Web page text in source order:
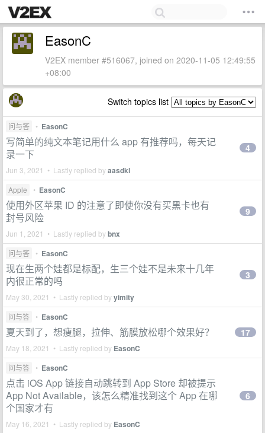
EasonC
V2EX member #516067, joined on 2020-11-05 12:49:55
+08:00
Switch topics list
问与答 • EasonC
写简单的纯文本笔记用什么 app 有推荐吗，每天记
录一下
Jun 3, 2021 • Lastly replied byaasdkl
4
Apple • EasonC
使用外区苹果 ID 的注意了即使你没有买黑卡也有
封号风险
Jun 1, 2021 • Lastly replied bybnx
9
问与答 • EasonC
现在生两个娃都是标配，生三个娃不是未来十几年
内很正常的吗
May 30, 2021 • Lastly replied byyimity
3
问与答 • EasonC
夏天到了，想瘦腿，拉伸、筋膜放松哪个效果好？
May 18, 2021 • Lastly replied by EasonC
17
问与答 • EasonC
点击 iOS App 链接自动跳转到 App Store 却被提示
App Not Available，该怎么精准找到这个 App 在哪
个国家才有
May 16, 2021 • Lastly replied by EasonC
6